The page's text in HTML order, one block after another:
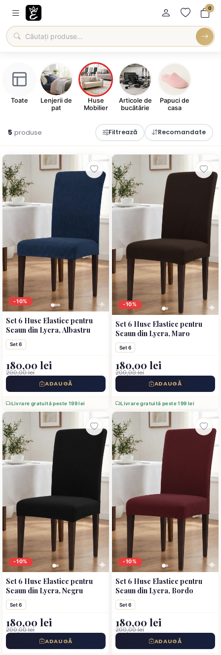
0
Toate
Lenjerii de
pat
Huse
Mobilier
Articole de
bucătărie
Papuci de
casa
5 produse Filtrează Recomandate
-10%
Set 6 Huse Elastice pentru
Scaun din Lycra, Albastru
Set 6
180,00 lei
200,00 lei
ADAUGĂ
Livrare gratuită peste 199 lei
-10%
Set 6 Huse Elastice pentru
Scaun din Lycra, Maro
Set 6
180,00 lei
200,00 lei
ADAUGĂ
Livrare gratuită peste 199 lei
-10%
Set 6 Huse Elastice pentru
Scaun din Lycra, Negru
Set 6
180,00 lei
200,00 lei
ADAUGĂ
-10%
Set 6 Huse Elastice pentru
Scaun din Lycra, Bordo
Set 6
180,00 lei
200,00 lei
ADAUGĂ